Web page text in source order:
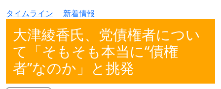
タイムライン 新着情報
大津綾香氏、党債権者につい
て「そもそも本当に“債権
者”なのか」と挑発